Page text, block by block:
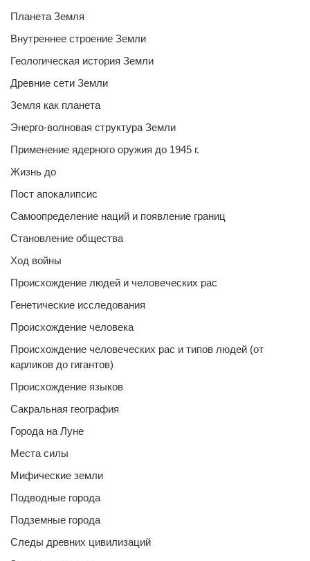
Планета Земля
Внутреннее строение Земли
Геологическая история Земли
Древние сети Земли
Земля как планета
Энерго-волновая структура Земли
Применение ядерного оружия до 1945 г.
Жизнь до
Пост апокалипсис
Самоопределение наций и появление границ
Становление общества
Ход войны
Происхождение людей и человеческих рас
Генетические исследования
Происхождение человека
Происхождение человеческих рас и типов людей (от
карликов до гигантов)
Происхождение языков
Сакральная география
Города на Луне
Места силы
Мифические земли
Подводные города
Подземные города
Следы древних цивилизаций